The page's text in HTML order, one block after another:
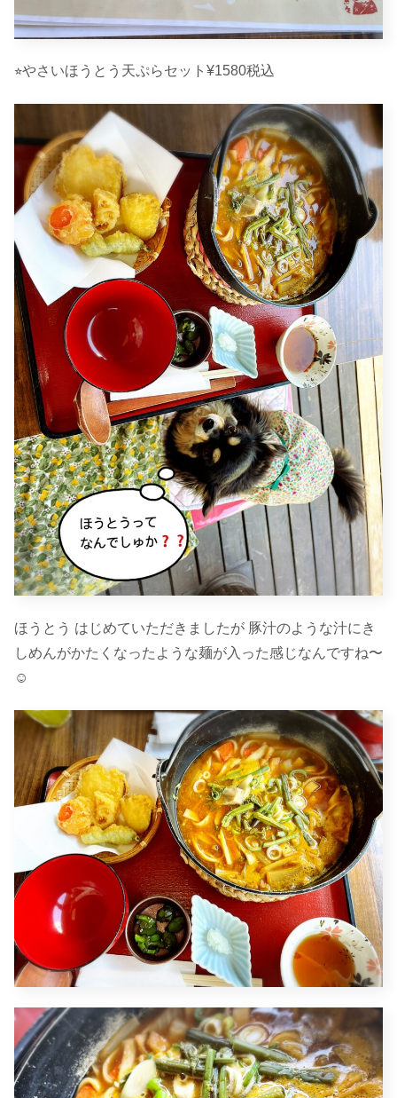
⭐︎やさいほうとう天ぷらセット¥1580税込
ほうとう はじめていただきましたが 豚汁のような汁にき
しめんがかたくなったような麺が入った感じなんですね〜
☺︎